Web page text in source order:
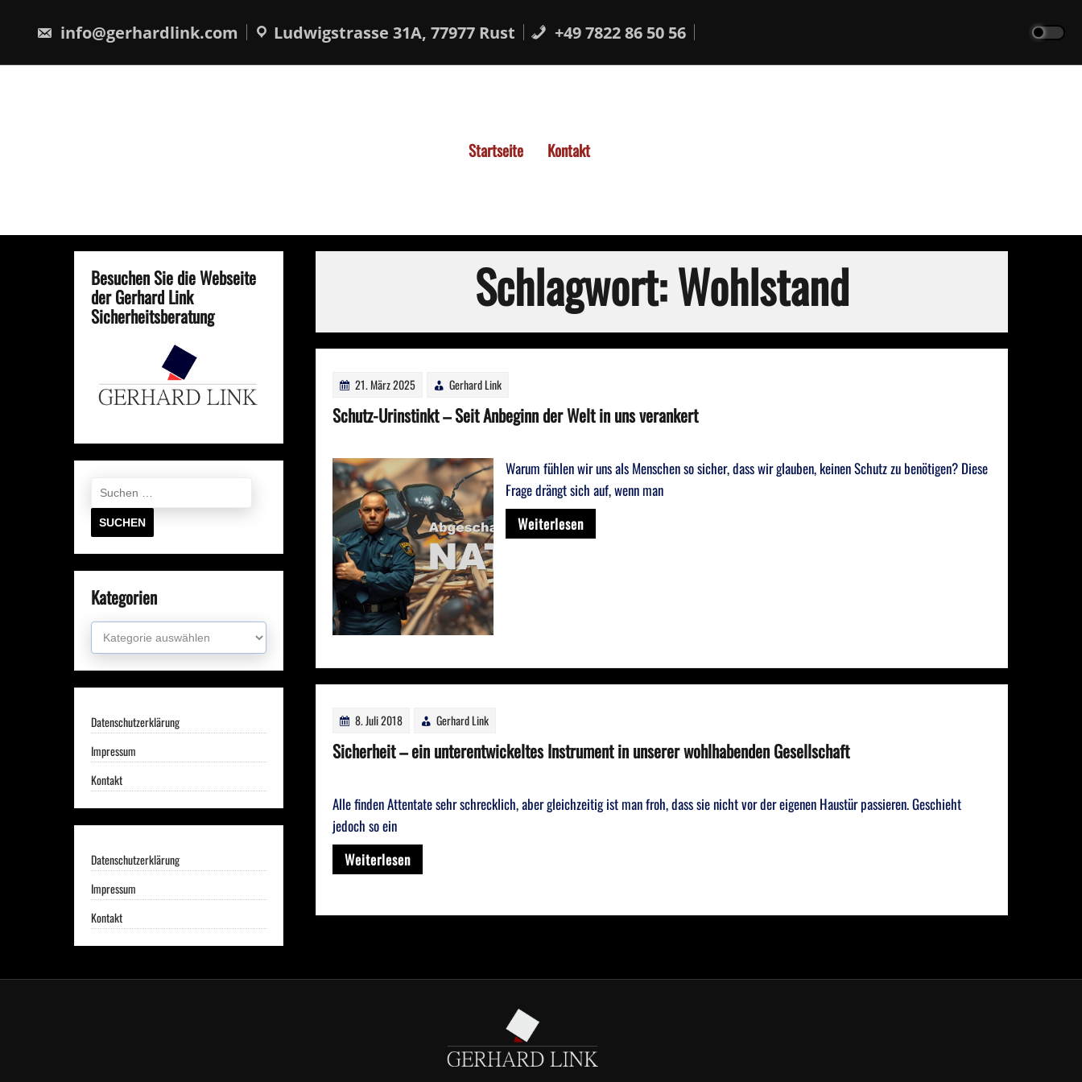
info@gerhardlink.com Ludwigstrasse 31A, 77977 Rust +49 7822 86 50 56
Startseite Kontakt
Schlagwort:Wohlstand
21. März 2025 Gerhard Link
Schutz-Urinstinkt – Seit Anbeginn der Welt in uns verankert
Warum fühlen wir uns als Menschen so sicher, dass wir glauben, keinen Schutz zu benötigen? Diese
Frage drängt sich auf, wenn man
Weiterlesen
8. Juli 2018 Gerhard Link
Sicherheit – ein unterentwickeltes Instrument in unserer wohlhabenden Gesellschaft
Alle finden Attentate sehr schrecklich, aber gleichzeitig ist man froh, dass sie nicht vor der eigenen Haustür passieren. Geschieht
jedoch so ein
Weiterlesen
Besuchen Sie die Webseite
der Gerhard Link
Sicherheitsberatung
nach:
Kategorien
Kategorien
Datenschutzerklärung
Impressum
Kontakt
Datenschutzerklärung
Impressum
Kontakt